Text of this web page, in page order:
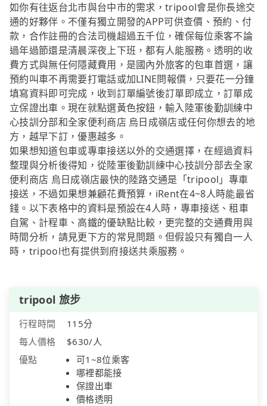
如你有往返台北市與台中市的需求，tripool會是你長途交
通的好夥伴。不僅有獨立開發的APP可供查價、預約、付
款，合作註冊的合法司機超過五千位，確保每位乘客不論
過年過節還是清晨深夜上下班，都有人能服務。透明的收
費方式與無任何隱藏費用，是國內外旅客的包車首選，讓
預約叫車不再需要打電話或加LINE問報價，只要花一分鐘
填寫資料即可完成，收到訂單編號後訂單即成立，訂單成
立保證出車。現在就點選黃色按鈕，輸入陸軍後勤訓練中
心技訓分部和全家便利商店 烏日成嶺店或任何你想去的地
方，越早下訂，優惠越多。
如果想知道包車或專車接送以外的交通選擇，在經過資料
整理與分析後得知，從陸軍後勤訓練中心技訓分部去全家
便利商店 烏日成嶺店最快的陸路交通是「tripool」專車
接送，不過如果想兼顧花費預算，iRent在4~8人時能最省
錢。以下表格中的資料是預設在4人時，專車接送、租車
自駕、計程車、高鐵的優缺點比較，更完整的交通費用與
時間分析，請見更下方的常見問題。但假設只有獨自一人
時，tripool也有提供到府接送共乘服務。
tripool 旅步
行程時間
115分
每人價格
$630/人
優點
可1~8位乘客
哪裡都能接
保證出車
價格透明